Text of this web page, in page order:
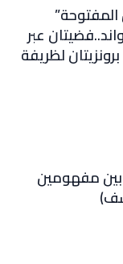
عبر
لظريفة
مفهومين